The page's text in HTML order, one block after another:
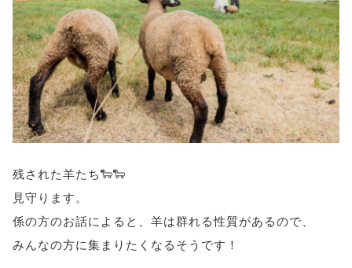
残された羊たち🐑🐑
見守ります。
係の方のお話によると、羊は群れる性質があるので、
みんなの方に集まりたくなるそうです！